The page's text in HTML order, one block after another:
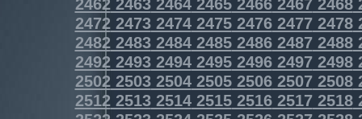
2472247324742475247624772478
2482248324842485248624872488
2492249324942495249624972498
2502250325042505250625072508
2512251325142515251625172518